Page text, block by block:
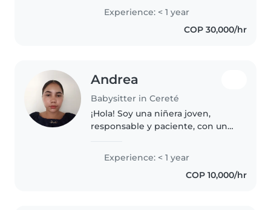
Aunque no tengo experiencia
formal, tengo mucha paciencia y
me encanta jugar y ayudar con
Experience: < 1 year
COP 30,000/hr
Andrea
Babysitter in Cereté
¡Hola! Soy una niñera joven,
responsable y paciente, con un
Tengo experiencia cuidando
niños en edad preescolar y me
encanta jugar con ellos.
Experience: < 1 year
COP 10,000/hr